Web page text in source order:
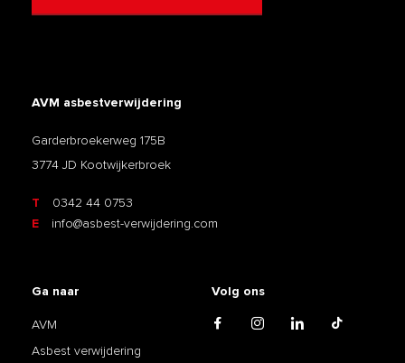
AVM asbestverwijdering
Garderbroekerweg 175B
3774 JD Kootwijkerbroek
T
0342 44 0753
E
info@asbest-verwijdering.com
Ga naar
AVM
Asbest verwijdering
Volg ons